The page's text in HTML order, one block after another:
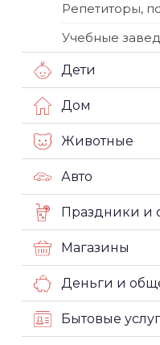
Репетиторы,
Учебные
Дети
Дом
Животные
Авто
Праздники и
Магазины
Деньги и
Бытовые